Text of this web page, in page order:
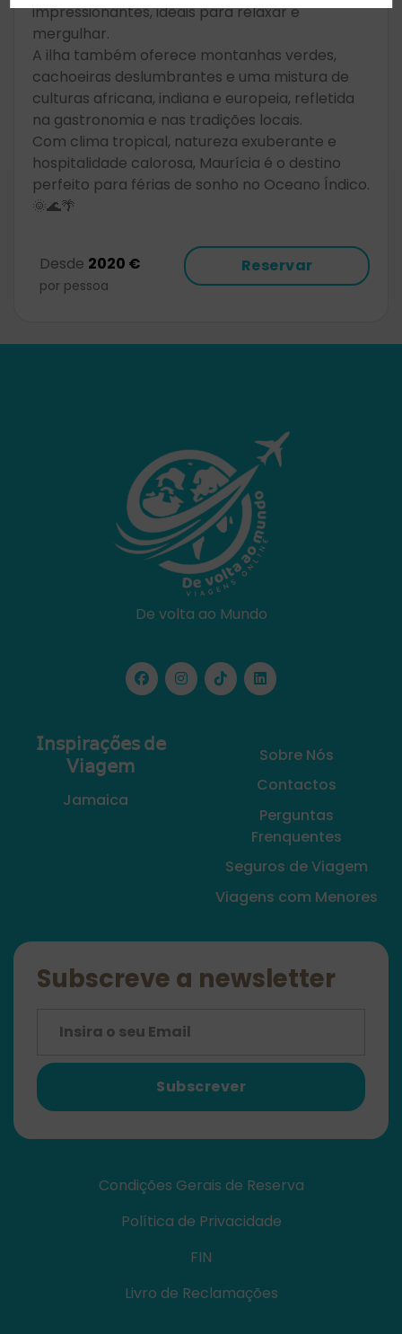
impressionantes, ideais para relaxar e
mergulhar.
A ilha também oferece montanhas verdes,
cachoeiras deslumbrantes e uma mistura de
culturas africana, indiana e europeia, refletida
na gastronomia e nas tradições locais.
Com clima tropical, natureza exuberante e
hospitalidade calorosa, Maurícia é o destino
perfeito para férias de sonho no Oceano Índico.
🌞🌊🌴
Desde 2020 €
por pessoa
Reservar
De volta ao Mundo
𝖨𝗇𝗌𝗉𝗂𝗋𝖺𝖼̧𝗈̃𝖾𝗌 𝖽𝖾
𝖵𝗂𝖺𝗀𝖾𝗆
Jamaica
Sobre Nós
Contactos
Perguntas
Frenquentes
Seguros de Viagem
Viagens com Menores
Subscreve a newsletter
Subscrever
Condições Gerais de Reserva
Política de Privacidade
FIN
Livro de Reclamações